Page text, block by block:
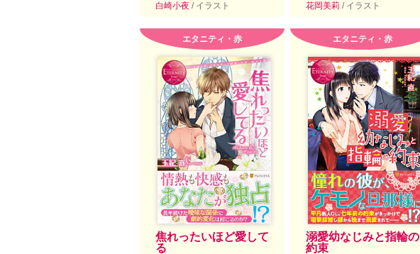
白崎小夜 / イラスト
花岡美莉 / イラスト
エタニティ・赤
焦れったいほど愛して
る
エタニティ・赤
溺愛幼なじみと指輪の
約束